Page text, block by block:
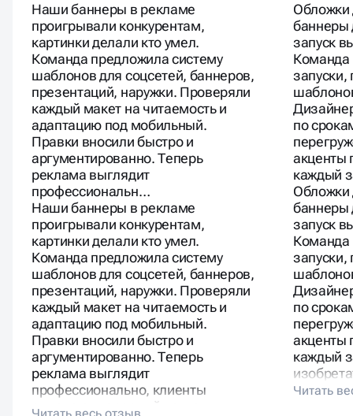
Наши баннеры в рекламе
проигрывали конкурентам,
картинки делали кто умел.
Команда предложила систему
шаблонов для соцсетей, баннеров,
презентаций, наружки. Проверяли
каждый макет на читаемость и
адаптацию под мобильный.
Правки вносили быстро и
аргументированно. Теперь
реклама выглядит
профессиональн…
Наши баннеры в рекламе
проигрывали конкурентам,
картинки делали кто умел.
Команда предложила систему
шаблонов для соцсетей, баннеров,
презентаций, наружки. Проверяли
каждый макет на читаемость и
адаптацию под мобильный.
Правки вносили быстро и
аргументированно. Теперь
реклама выглядит
профессионально, клиенты
отмечают взрослый подход.
Обложки
баннеры
запуск
по
акценты
каждый
Обложки
баннеры
запуск
по
акценты
каждый